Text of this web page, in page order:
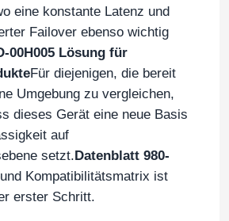
integrierter Kühlung
Zubehör
eine konstante Latenz und
Failover ebenso wichtig
00H005 Lösung für
Für diejenigen, die bereit
Umgebung zu vergleichen,
dieses Gerät eine neue Basis
auf
setzt.Datenblatt 980-
und Kompatibilitätsmatrix ist
erster Schritt.